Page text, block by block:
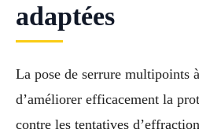
adaptées
La pose de serrure multipoints
d’améliorer efficacement la
contre les tentatives